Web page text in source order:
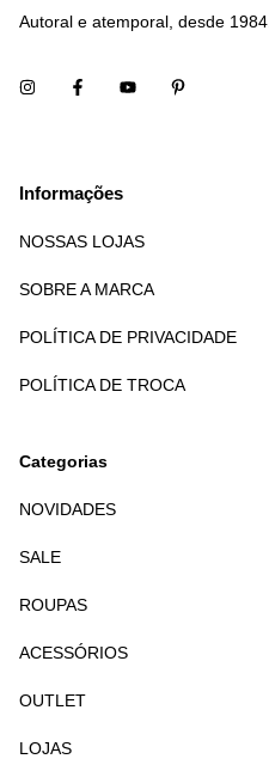
Autoral e atemporal, desde 1984.
Informações
NOSSAS LOJAS
SOBRE A MARCA
POLÍTICA DE PRIVACIDADE
POLÍTICA DE TROCA
Categorias
NOVIDADES
SALE
ROUPAS
ACESSÓRIOS
OUTLET
LOJAS